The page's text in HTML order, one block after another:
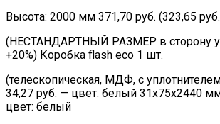
Высота: 2000 мм 371,70 руб. (323,65
(НЕСТАНДАРТНЫЙ РАЗМЕР в сторону
+20%) Коробка flash eco 1 шт.
(телескопическая, МДФ, с
34,27 руб. — цвет: белый 31х75х2440
цвет: белый